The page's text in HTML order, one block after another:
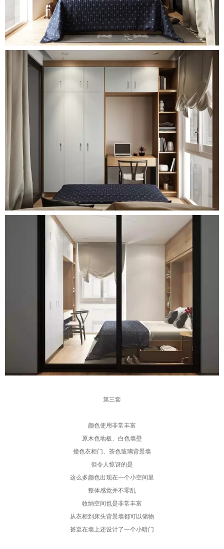
第三套
颜色使用非常丰富
原木色地板、白色墙壁
撞色衣柜门、茶色玻璃背景墙
但令人惊讶的是
这么多颜色出现在一个小空间里
整体感觉并不零乱
收纳空间也是非常丰富
从衣柜到床头背景墙都可以储物
甚至在墙上还设计了一个小暗门